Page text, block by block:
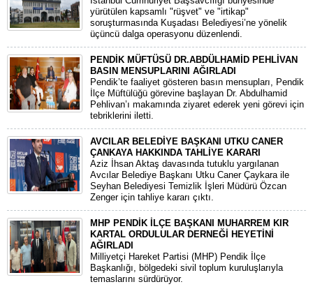
yürütülen kapsamlı "rüşvet" ve "irtikap"
soruşturmasında Kuşadası Belediyesi’ne yönelik
üçüncü dalga operasyonu düzenlendi.
PENDİK MÜFTÜSÜ DR.ABDÜLHAMİD PEHLİVAN
BASIN MENSUPLARINI AĞIRLADI
​Pendik’te faaliyet gösteren basın mensupları, Pendik
İlçe Müftülüğü görevine başlayan Dr. Abdulhamid
Pehlivan’ı makamında ziyaret ederek yeni görevi için
tebriklerini iletti.
AVCILAR BELEDİYE BAŞKANI UTKU CANER
ÇANKAYA HAKKINDA TAHLİYE KARARI
​Aziz İhsan Aktaş davasında tutuklu yargılanan
Avcılar Belediye Başkanı Utku Caner Çaykara ile
Seyhan Belediyesi Temizlik İşleri Müdürü Özcan
Zenger için tahliye kararı çıktı.
MHP PENDİK İLÇE BAŞKANI MUHARREM KIR
KARTAL ORDULULAR DERNEĞİ HEYETİNİ
AĞIRLADI
​Milliyetçi Hareket Partisi (MHP) Pendik İlçe
Başkanlığı, bölgedeki sivil toplum kuruluşlarıyla
temaslarını sürdürüyor.